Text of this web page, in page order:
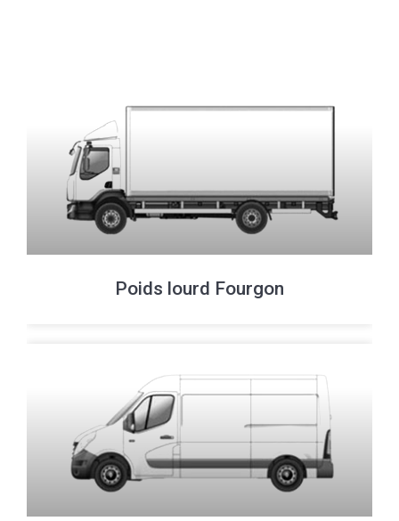
Poids lourd Fourgon